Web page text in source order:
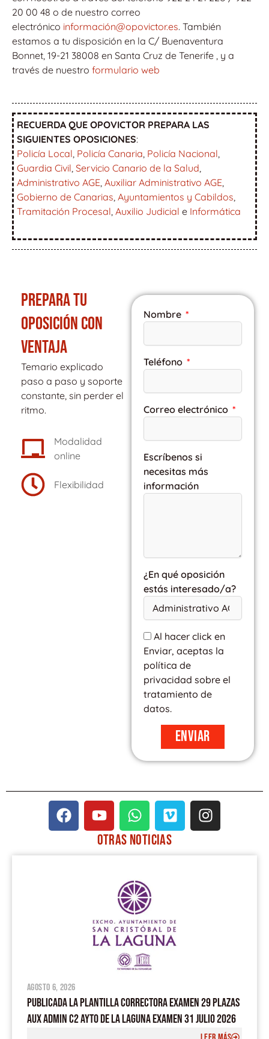
20 00 48 o de nuestro correo
electrónico información@opovictor.es. También
estamos a tu disposición en la C/ Buenaventura
Bonnet, 19-21 38008 en Santa Cruz de Tenerife , y a
través de nuestro formulario web
RECUERDA QUE OPOVICTOR PREPARA LAS
SIGUIENTES OPOSICIONES:
Policía Local Policía Canaria Policía Nacional
Guardia Civil Servicio Canario de la Salud
Administrativo AGE Auxiliar Administrativo AGE
Gobierno de Canarias Ayuntamientos y Cabildos
Tramitación Procesal Auxilio Judicial e Informática
PREPARA TU
OPOSICIÓN CON
VENTAJA
Temario explicado
paso a paso y soporte
constante, sin perder el
ritmo.
Modalidad
online
Flexibilidad
Nombre
Teléfono
Correo electrónico
Escríbenos si
necesitas más
información
¿En qué oposición
estás interesado/a?
Al hacer click en
Enviar, aceptas la
política de
privacidad sobre el
tratamiento de
datos.
Enviar
F
a
e
Y
o
u
t
W
h
a
t
a
p
p
V
i
m
e
I
n
t
OTRAS NOTICIAS
agosto 6, 2026
PUBLICADA LA PLANTILLA CORRECTORA EXAMEN 29 PLAZAS
AUX ADMIN C2 AYTO DE LA LAGUNA EXAMEN 31 JULIO 2026
PÁGINAPÁGINA
PÁGINA
PÁGINA
PÁGINA